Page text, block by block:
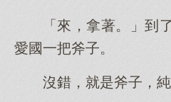
「來，拿著。」到
愛國一把斧子。
沒錯，就是斧子，